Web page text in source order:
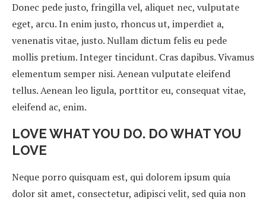
Donec pede justo, fringilla vel, aliquet nec, vulputate
eget, arcu. In enim justo, rhoncus ut, imperdiet a,
venenatis vitae, justo. Nullam dictum felis eu pede
mollis pretium. Integer tincidunt. Cras dapibus. Vivamus
elementum semper nisi. Aenean vulputate eleifend
tellus. Aenean leo ligula, porttitor eu, consequat vitae,
eleifend ac, enim.
LOVE WHAT YOU DO. DO WHAT YOU
LOVE
Neque porro quisquam est, qui dolorem ipsum quia
dolor sit amet, consectetur, adipisci velit, sed quia non